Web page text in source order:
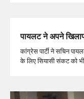
पायलट ने अपने
कांग्रेस पार्टी ने सचिन
के लिए सियासी संकट को